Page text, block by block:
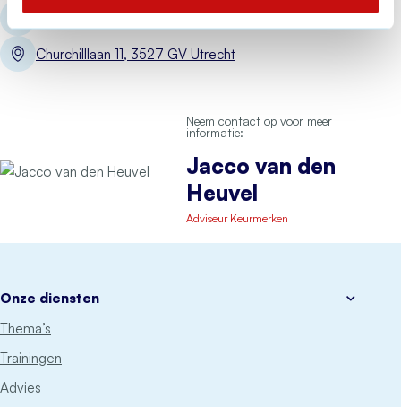
jacco.vandenheuvel@hetccv.nl
Churchilllaan 11, 3527 GV Utrecht
Neem contact op voor meer
informatie:
Jacco van den
Heuvel
Adviseur Keurmerken
Onze diensten
Thema’s
Trainingen
Advies